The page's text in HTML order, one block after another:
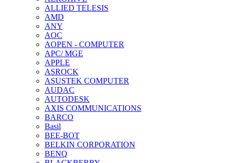
ALLIED TELESIS
AMD
ANY
AOC
AOPEN - COMPUTER
APC/ MGE
APPLE
ASROCK
ASUSTEK COMPUTER
AUDAC
AUTODESK
AXIS COMMUNICATIONS
BARCO
Basil
BEE-BOT
BELKIN CORPORATION
BENQ